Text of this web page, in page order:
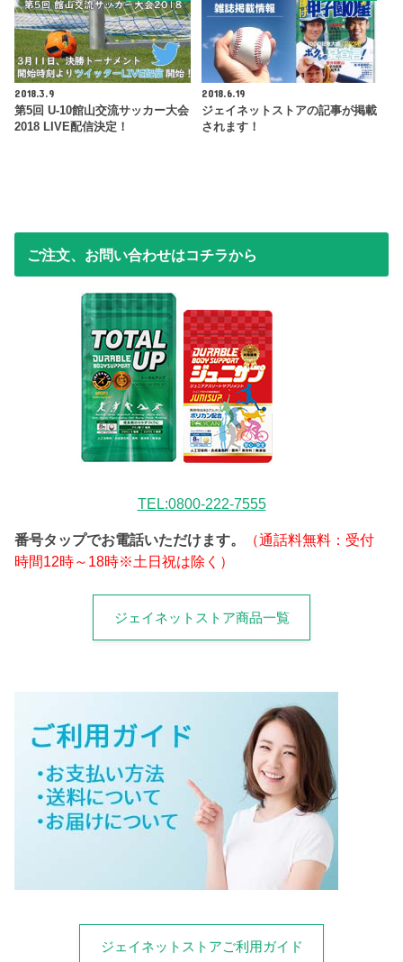
2018.3.9
第5回 U-10館山交流サッカー大会
2018 LIVE配信決定！
2018.6.19
ジェイネットストアの記事が掲載
されます！
ご注文、お問い合わせはコチラから
TEL:0800-222-7555
番号タップでお電話いただけます。
（通話料無料：受付
時間12時～18時※土日祝は除く）
ジェイネットストア商品一覧
ジェイネットストアご利用ガイド